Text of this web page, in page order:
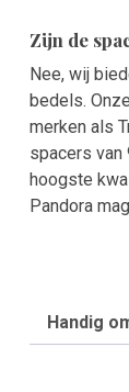
Zijn de
Nee, wij
bedels.
merken als
spacers
hoogste
Pandora
Handig